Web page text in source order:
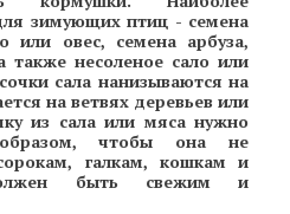
зимующих птиц - семена
или овес, семена арбуза,
несоленое сало или
сала нанизываются на
на ветвях деревьев или
из сала или мяса нужно
чтобы она не
галкам, кошкам и
быть свежим и